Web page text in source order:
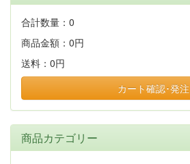
合計数量： 0
商品金額： 0円
送料： 0円
カート確認･発注
商品カテゴリー